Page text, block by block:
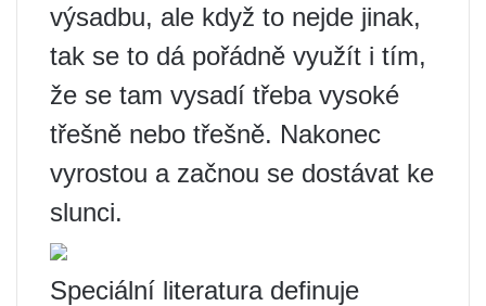
výsadbu, ale když to nejde jinak,
tak se to dá pořádně využít i tím,
že se tam vysadí třeba vysoké
třešně nebo třešně. Nakonec
vyrostou a začnou se dostávat ke
slunci.
Speciální literatura definuje